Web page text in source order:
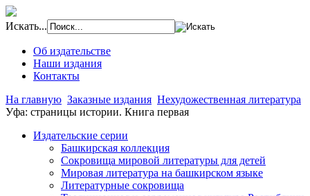
Искать...
Об издательстве
Наши издания
Контакты
На главную Заказные издания Нехудожественная литература
Уфа: страницы истории. Книга первая
Издательские серии
Башкирская коллекция
Сокровища мировой литературы для детей
Мировая литература на башкирском языке
Литературные сокровища